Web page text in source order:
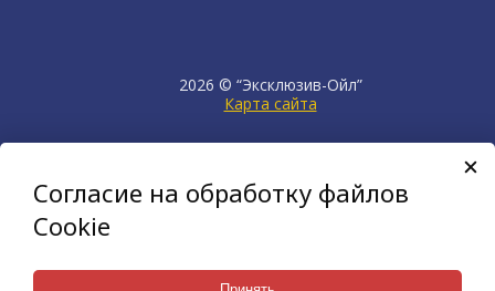
2026 © “Эксклюзив-Ойл”
Карта сайта
продвижение сайта НЕТКАМ
создан на платформе
KORZILLA
Согласие на обработку файлов
Cookie